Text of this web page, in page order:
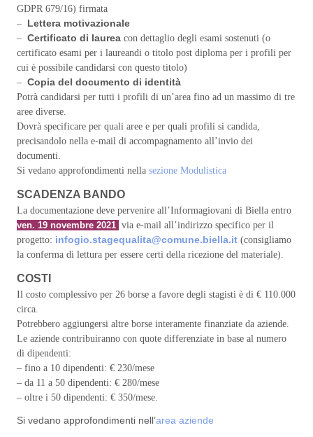
GDPR 679/16) firmata
– Lettera motivazionale
– Certificato di laurea con dettaglio degli esami sostenuti (o
certificato esami per i laureandi o titolo post diploma per i profili per
cui è possibile candidarsi con questo titolo)
– Copia del documento di identità
Potrà candidarsi per tutti i profili di un’area fino ad un massimo di tre
aree diverse.
Dovrà specificare per quali aree e per quali profili si candida,
precisandolo nella e-mail di accompagnamento all’invio dei
documenti.
Si vedano approfondimenti nella sezione Modulistica
SCADENZA BANDO
La documentazione deve pervenire all’Informagiovani di Biella entro
ven. 19 novembre 2021 via e-mail all’indirizzo specifico per il
progetto: infogio.stagequalita@comune.biella.it (consigliamo
la conferma di lettura per essere certi della ricezione del materiale).
COSTI
Il costo complessivo per 26 borse a favore degli stagisti è di € 110.000
circa.
Potrebbero aggiungersi altre borse interamente finanziate da aziende.
Le aziende contribuiranno con quote differenziate in base al numero
di dipendenti:
– fino a 10 dipendenti: € 230/mese
– da 11 a 50 dipendenti: € 280/mese
– oltre i 50 dipendenti: € 350/mese.
Si vedano approfondimenti nell’area aziende